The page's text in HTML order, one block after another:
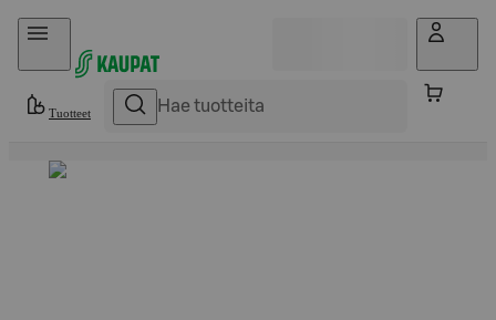
Hyppää sisältöön
Tuotteet